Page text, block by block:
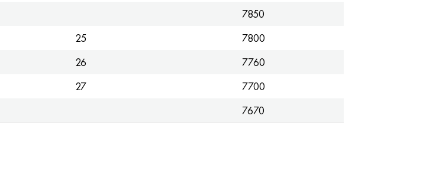
7850
25
7800
26
7760
27
7700
7670